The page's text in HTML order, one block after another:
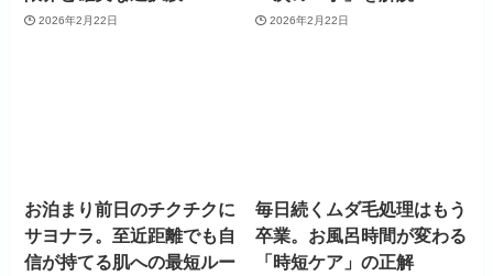
2026年2月22日 2026年2月22日
お泊まり前日のチクチクに
サヨナラ。至近距離でも自
信が持てる肌への最短ルー
毎日続くムダ毛処理はもう
卒業。お風呂時間が変わる
「時短ケア」の正解